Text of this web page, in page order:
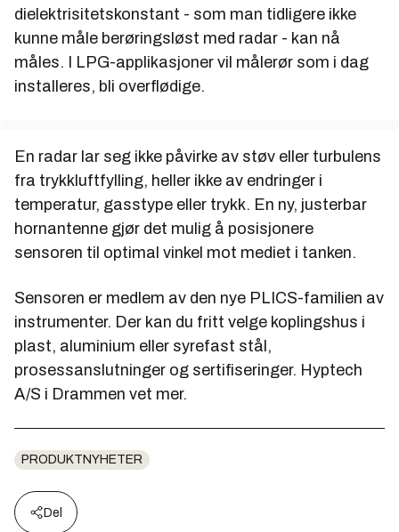
dielektrisitetskonstant - som man tidligere ikke
kunne måle berøringsløst med radar - kan nå
måles. I LPG-applikasjoner vil målerør som i dag
installeres, bli overflødige.
En radar lar seg ikke påvirke av støv eller turbulens
fra trykkluftfylling, heller ikke av endringer i
temperatur, gasstype eller trykk. En ny, justerbar
hornantenne gjør det mulig å posisjonere
sensoren til optimal vinkel mot mediet i tanken.
Sensoren er medlem av den nye PLICS-familien av
instrumenter. Der kan du fritt velge koplingshus i
plast, aluminium eller syrefast stål,
prosessanslutninger og sertifiseringer. Hyptech
A/S i Drammen vet mer.
PRODUKTNYHETER
Del